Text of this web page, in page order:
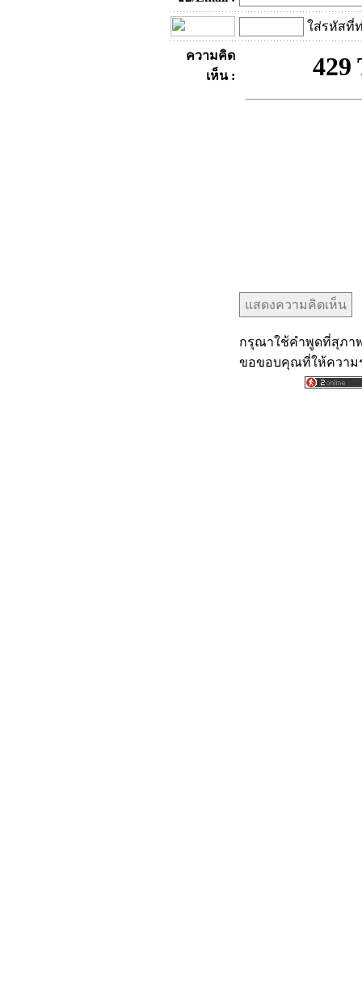
ใส่รหัสที่
ความคิด
เห็น :
กรุณาใช้คำพูดที่สุภา
ขอขอบคุณที่ให้ความ